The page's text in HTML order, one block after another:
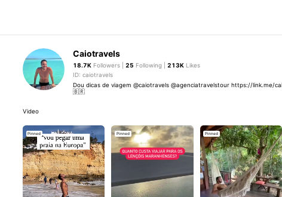
Caiotravels
18.7K Followers |25 Following |213K Likes
ID: caiotravels
Dou dicas de viagem @caiotravels @agenciatravelstour https://link.me/
🇧🇷
Video
Pinned Pinned Pinned